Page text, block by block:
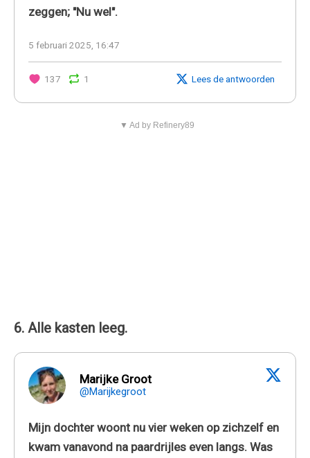
zeggen; "Nu wel".
5 februari 2025, 16:47
137 1 Lees de antwoorden
▼ Ad by Refinery89
6. Alle kasten leeg.
Marijke Groot
@Marijkegroot
Mijn dochter woont nu vier weken op zichzelf en
kwam vanavond na paardrijles even langs. Was